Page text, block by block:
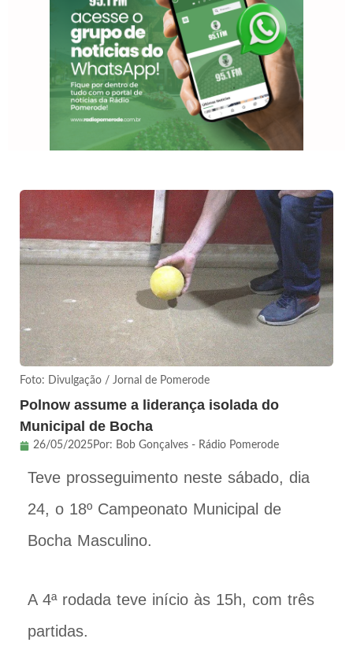
Foto: Divulgação / Jornal de Pomerode
Polnow assume a liderança isolada do
Municipal de Bocha
26/05/2025Por: Bob Gonçalves - Rádio Pomerode
Teve prosseguimento neste sábado, dia
24, o 18º Campeonato Municipal de
Bocha Masculino.
A 4ª rodada teve início às 15h, com três
partidas.